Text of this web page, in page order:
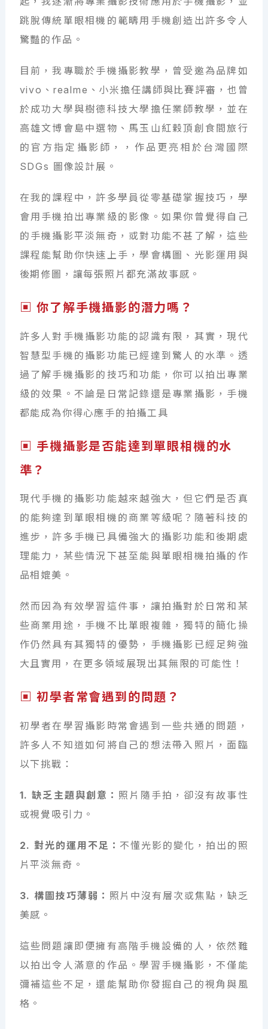
跳脫傳統單眼相機的範疇用手機創造出許多令人
驚豔的作品。
目前，我專職於手機攝影教學，曾受邀為品牌如
vivo、realme、小米擔任講師與比賽評審，也曾
於成功大學與樹德科技大學擔任業師教學，並在
高雄文博會島中選物、馬玉山紅穀頂創食間旅行
的官方指定攝影師，，作品更亮相於台灣國際
SDGs 圖像設計展。
在我的課程中，許多學員從零基礎掌握技巧，學
會用手機拍出專業級的影像。如果你曾覺得自己
的手機攝影平淡無奇，或對功能不甚了解，這些
課程能幫助你快速上手，學會構圖、光影運用與
後期修圖，讓每張照片都充滿故事感。
▣ 你了解手機攝影的潛力嗎？
許多人對手機攝影功能的認識有限，其實，現代
智慧型手機的攝影功能已經達到驚人的水準。透
過了解手機攝影的技巧和功能，你可以拍出專業
級的效果。不論是日常記錄還是專業攝影，手機
都能成為你得心應手的拍攝工具
▣ 手機攝影是否能達到單眼相機的水
準？
現代手機的攝影功能越來越強大，但它們是否真
的能夠達到單眼相機的商業等級呢？隨著科技的
進步，許多手機已具備強大的攝影功能和後期處
理能力，某些情況下甚至能與單眼相機拍攝的作
品相媲美。
然而因為有效學習這件事，讓拍攝對於日常和某
些商業用途，手機不比單眼複雜，獨特的簡化操
作仍然具有其獨特的優勢，手機攝影已經足夠強
大且實用，在更多領域展現出其無限的可能性！
▣ 初學者常會遇到的問題？
初學者在學習攝影時常會遇到一些共通的問題，
許多人不知道如何將自己的想法帶入照片，面臨
以下挑戰：
1. 缺乏主題與創意： 照片隨手拍，卻沒有故事性
或視覺吸引力。
2. 對光的運用不足： 不懂光影的變化，拍出的照
片平淡無奇。
3. 構圖技巧薄弱： 照片中沒有層次或焦點，缺乏
美感。
這些問題讓即便擁有高階手機設備的人，依然難
以拍出令人滿意的作品。學習手機攝影，不僅能
彌補這些不足，還能幫助你發掘自己的視角與風
格。